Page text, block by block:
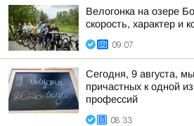
Велогонка на озере
скорость, характер и
09:07
Сегодня, 9 августа,
причастных к одной
профессий
08:33